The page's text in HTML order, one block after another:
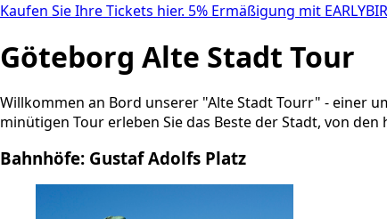
Kaufen Sie Ihre Tickets hier. 5% Ermäßigung mit
Göteborg Alte Stadt Tour
Willkommen an Bord unserer "Alte Stadt Tourr" - einer
minütigen Tour erleben Sie das Beste der Stadt, von
Bahnhöfe: Gustaf Adolfs Platz